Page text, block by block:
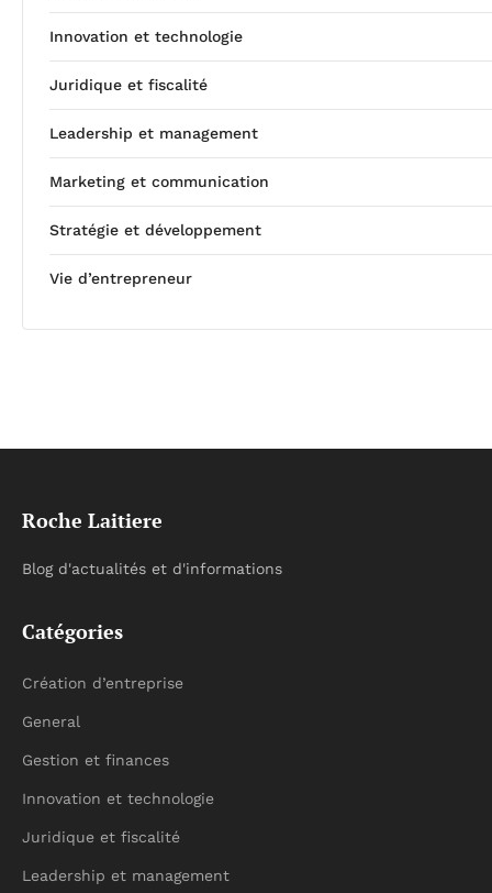
Innovation et technologie
Juridique et fiscalité
Leadership et management
Marketing et communication
Stratégie et développement
Vie d’entrepreneur
Roche Laitiere
Blog d'actualités et d'informations
Catégories
Création d’entreprise
General
Gestion et finances
Innovation et technologie
Juridique et fiscalité
Leadership et management